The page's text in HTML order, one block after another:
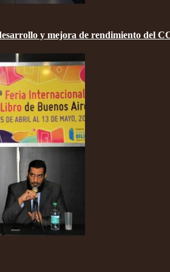
y mejora de rendimiento del